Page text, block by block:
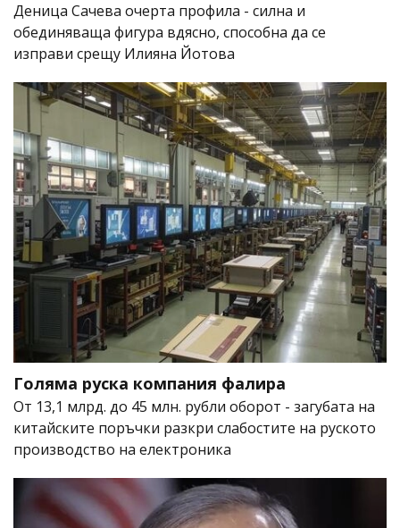
Деница Сачева очерта профила - силна и
обединяваща фигура вдясно, способна да се
изправи срещу Илияна Йотова
Голяма руска компания фалира
От 13,1 млрд. до 45 млн. рубли оборот - загубата на
китайските поръчки разкри слабостите на руското
производство на електроника